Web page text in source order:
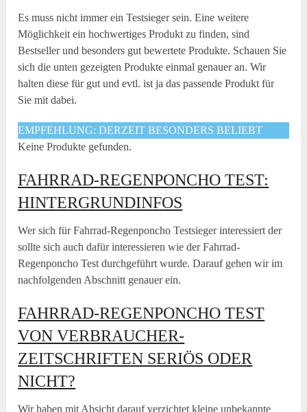
Es muss nicht immer ein Testsieger sein. Eine weitere
Möglichkeit ein hochwertiges Produkt zu finden, sind
Bestseller und besonders gut bewertete Produkte. Schauen Sie
sich die unten gezeigten Produkte einmal genauer an. Wir
halten diese für gut und evtl. ist ja das passende Produkt für
Sie mit dabei.
EMPFEHLUNG: DERZEIT BESONDERS BELIEBT
Keine Produkte gefunden.
FAHRRAD-REGENPONCHO TEST:
HINTERGRUNDINFOS
Wer sich für Fahrrad-Regenponcho Testsieger interessiert der
sollte sich auch dafür interessieren wie der Fahrrad-
Regenponcho Test durchgeführt wurde. Darauf gehen wir im
nachfolgenden Abschnitt genauer ein.
FAHRRAD-REGENPONCHO TEST
VON VERBRAUCHER-
ZEITSCHRIFTEN SERIÖS ODER
NICHT?
Wir haben mit Absicht darauf verzichtet kleine unbekannte